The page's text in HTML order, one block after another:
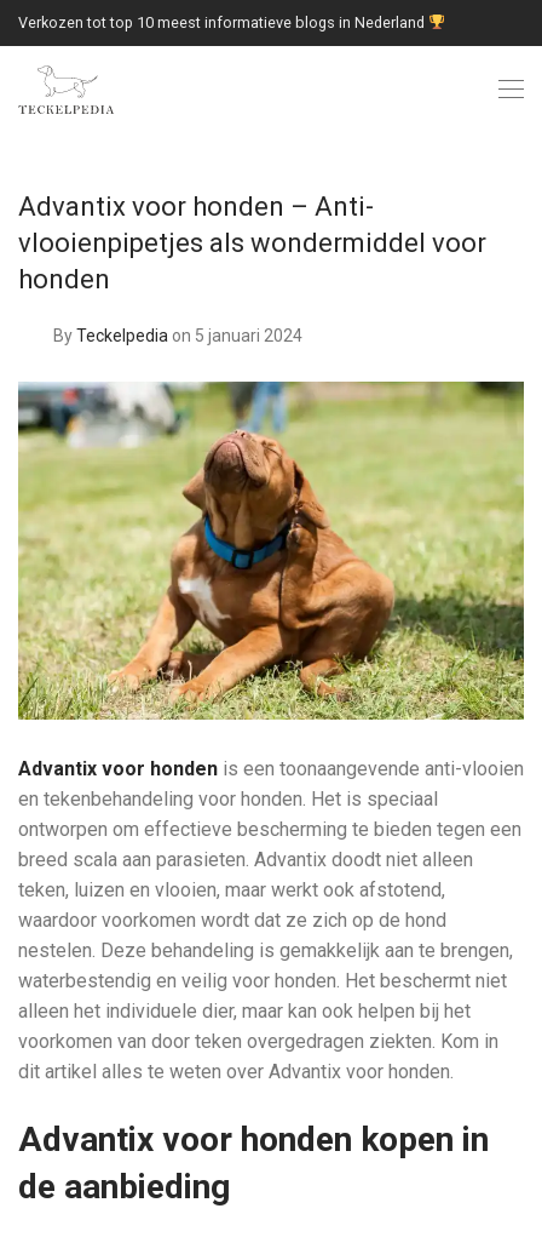
Verkozen tot top 10 meest informatieve blogs in Nederland
Advantix voor honden – Anti-
vlooienpipetjes als wondermiddel voor
honden
ByTeckelpedia on 5 januari 2024
Advantix voor honden is een toonaangevende anti-vlooien
en tekenbehandeling voor honden. Het is speciaal
ontworpen om effectieve bescherming te bieden tegen een
breed scala aan parasieten. Advantix doodt niet alleen
teken, luizen en vlooien, maar werkt ook afstotend,
waardoor voorkomen wordt dat ze zich op de hond
nestelen. Deze behandeling is gemakkelijk aan te brengen,
waterbestendig en veilig voor honden. Het beschermt niet
alleen het individuele dier, maar kan ook helpen bij het
voorkomen van door teken overgedragen ziekten. Kom in
dit artikel alles te weten over Advantix voor honden.
Advantix voor honden kopen in
de aanbieding